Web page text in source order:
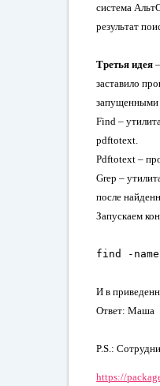
система
результат
Третья идея
заставило
запущенными
Find –
pdftotext
Pdftotext –
Grep –
после
Запускаем
find -
И в
Ответ: Маша
P.S.:
https://